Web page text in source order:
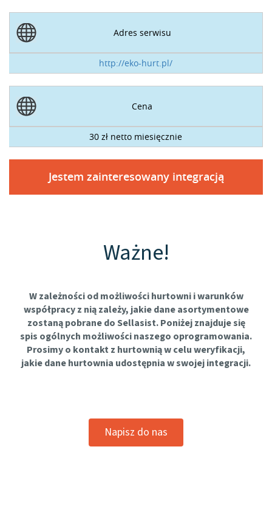
Adres serwisu
http://eko-hurt.pl/
Cena
30 zł netto miesięcznie
Jestem zainteresowany integracją
Ważne!
W zależności od możliwości hurtowni i warunków
współpracy z nią zależy, jakie dane asortymentowe
zostaną pobrane do Sellasist. Poniżej znajduje się
spis ogólnych możliwości naszego oprogramowania.
Prosimy o kontakt z hurtownią w celu weryfikacji,
jakie dane hurtownia udostępnia w swojej integracji.
Napisz do nas